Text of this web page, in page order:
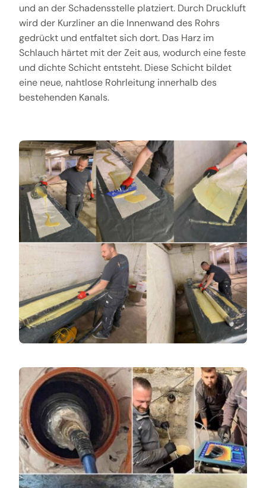
und an der Schadensstelle platziert. Durch Druckluft
wird der Kurzliner an die Innenwand des Rohrs
gedrückt und entfaltet sich dort. Das Harz im
Schlauch härtet mit der Zeit aus, wodurch eine feste
und dichte Schicht entsteht. Diese Schicht bildet
eine neue, nahtlose Rohrleitung innerhalb des
bestehenden Kanals.